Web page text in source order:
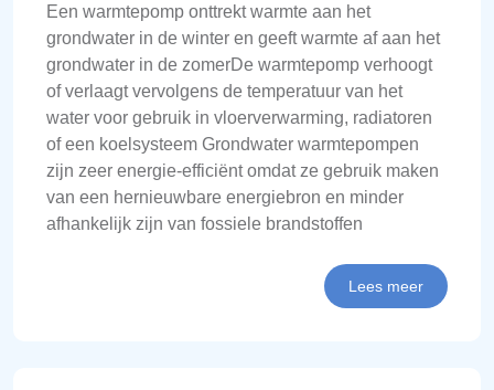
Een warmtepomp onttrekt warmte aan het
grondwater in de winter en geeft warmte af aan het
grondwater in de zomerDe warmtepomp verhoogt
of verlaagt vervolgens de temperatuur van het
water voor gebruik in vloerverwarming, radiatoren
of een koelsysteem Grondwater warmtepompen
zijn zeer energie-efficiënt omdat ze gebruik maken
van een hernieuwbare energiebron en minder
afhankelijk zijn van fossiele brandstoffen
Lees meer